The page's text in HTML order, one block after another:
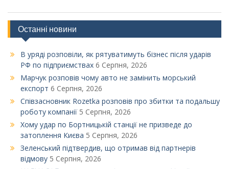
Останні новини
В уряді розповіли, як рятуватимуть бізнес після ударів
РФ по підприємствах 6 Серпня, 2026
Марчук розповів чому авто не замінить морський
експорт 6 Серпня, 2026
Співзасновник Rozetka розповів про збитки та подальшу
роботу компанії 5 Серпня, 2026
Xому удар по Бортницькій станції не призведе до
затоплення Києва 5 Серпня, 2026
Зеленський підтвердив, що отримав від партнерів
відмову 5 Серпня, 2026